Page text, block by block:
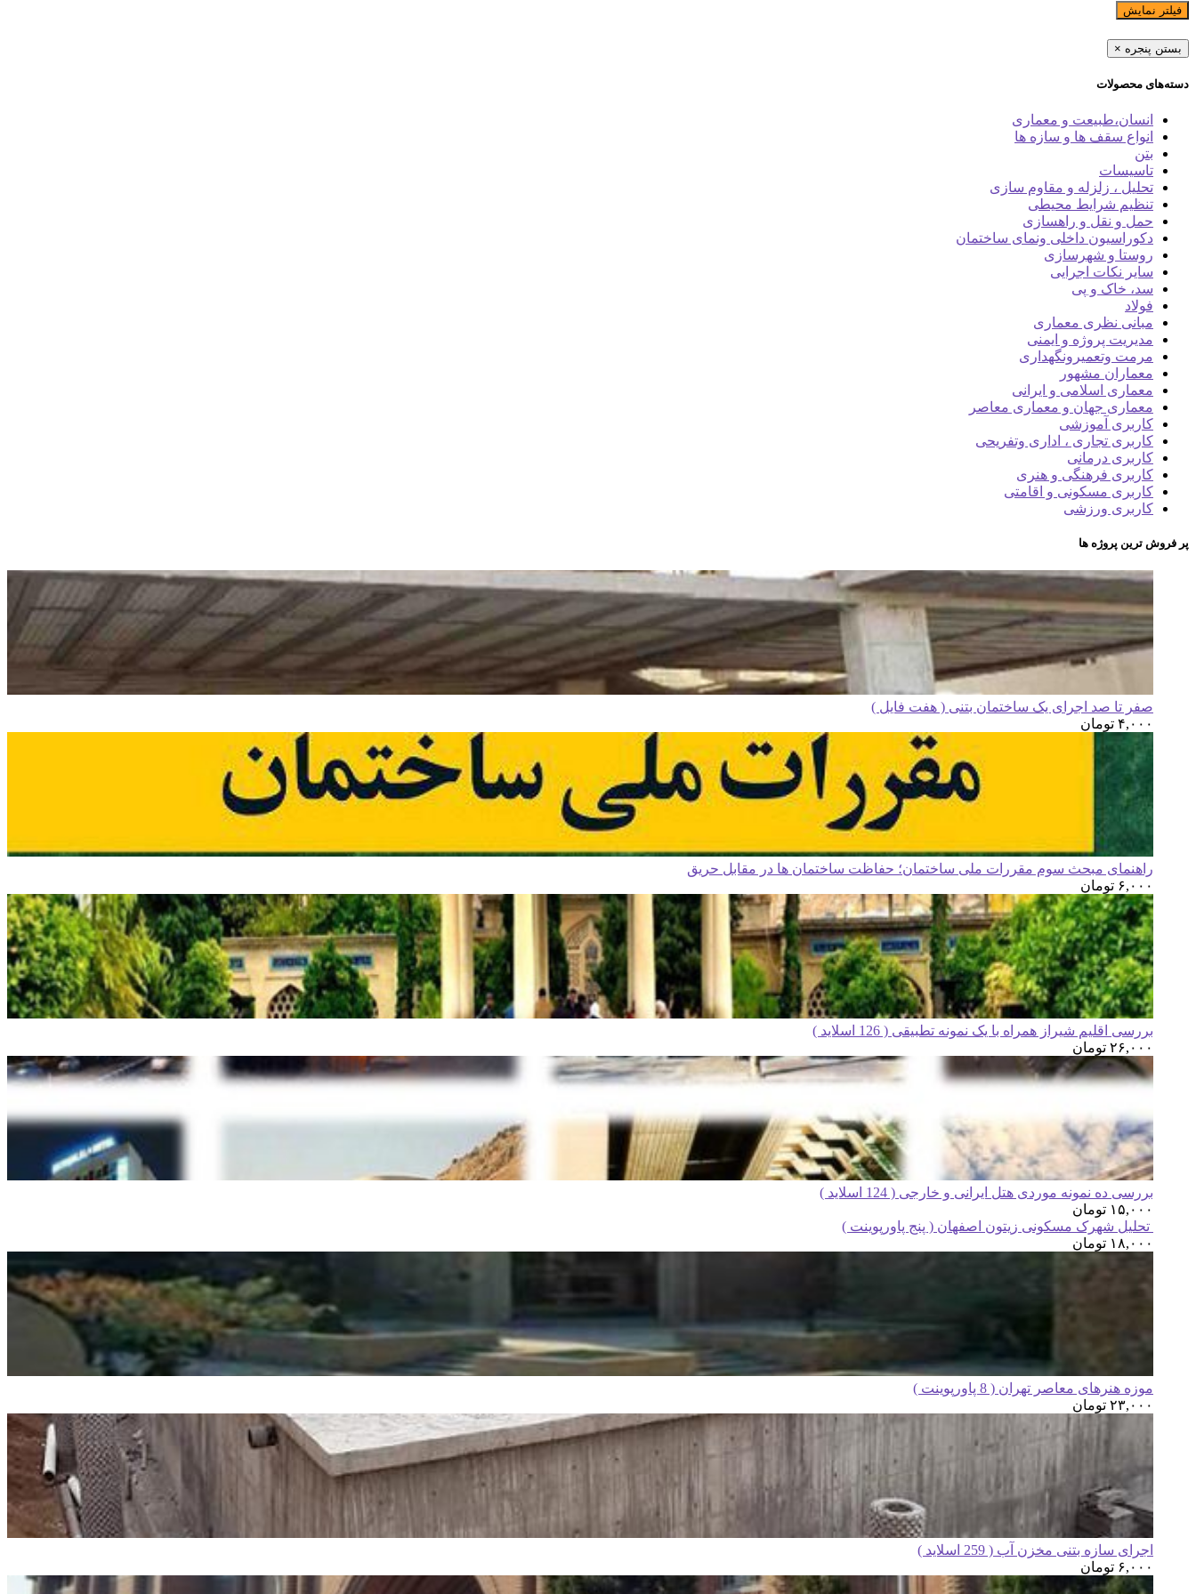
فیلتر نمایش
بستن پنجره ×
دسته‌های محصولات
انسان،طبیعت و معماری
انواع سقف ها و سازه ها
بتن
تاسیسات
تحلیل ، زلزله و مقاوم سازی
تنظیم شرایط محیطی
حمل و نقل و راهسازی
دکوراسیون داخلی ونمای ساختمان
روستا و شهرسازی
سایر نکات اجرایی
سد، خاک و پی
فولاد
مبانی نظری معماری
مدیریت پروژه و ایمنی
مرمت وتعمیرونگهداری
معماران مشهور
معماری اسلامی و ایرانی
معماری جهان و معماری معاصر
کاربری آموزشی
کاربری تجاری ، اداری وتفریحی
کاربری درمانی
کاربری فرهنگی و هنری
کاربری مسکونی و اقامتی
کاربری ورزشی
پر فروش ترین پروژه ها
صفر تا صد اجرای یک ساختمان بتنی ( هفت فایل )
۴,۰۰۰ تومان
راهنمای مبحث سوم مقررات ملی ساختمان؛ حفاظت ساختمان ها در مقابل حریق
۶,۰۰۰ تومان
بررسی اقلیم شیراز همراه با یک نمونه تطبیقی ( 126 اسلاید )
۲۶,۰۰۰ تومان
بررسی ده نمونه موردی هتل ایرانی و خارجی ( 124 اسلاید )
۱۵,۰۰۰ تومان
تحلیل شهرک مسکونی زیتون اصفهان ( پنج پاورپوینت )
۱۸,۰۰۰ تومان
موزه هنرهای معاصر تهران ( 8 پاورپوینت )
۲۳,۰۰۰ تومان
اجرای سازه بتنی مخزن آب ( 259 اسلاید )
۶,۰۰۰ تومان